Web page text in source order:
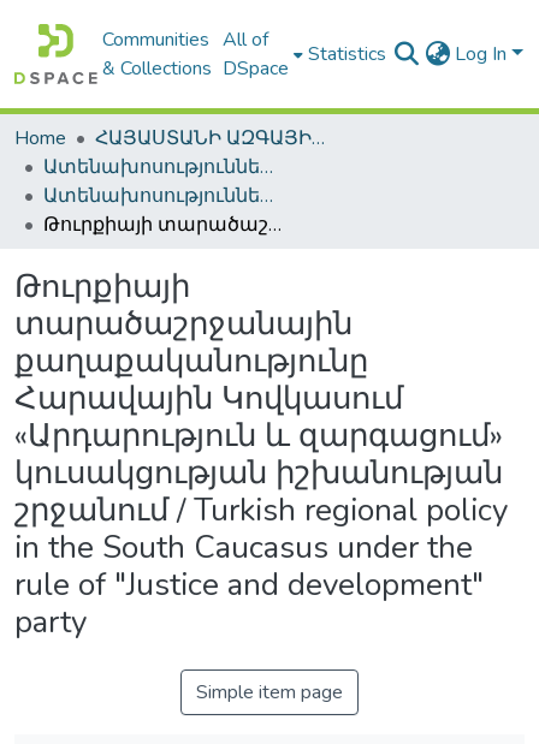
Communities
& Collections
All of
DSpace
Statistics Log In
Home
ՀԱՅԱՍՏԱՆԻ ԱԶԳԱՅԻՆ ԳՐԱԴԱՐԱՆԻ ԹՎԱՅԻՆ ՊԱՀՈՑ / DIGITAL REPOSITORY OF NLA
Ատենախոսություններ և սեղմագրեր / Theses & Abstracts
Ատենախոսություններ և սեղմագրեր / Theses & Abstracts
Թուրքիայի տարածաշրջանային քաղաքականությունը Հարավային Կովկասում «Արդարություն և զարգացում» կուսակցության իշխանության շրջանում / Turkish regional policy in the South Caucasus under the rule of "Justice and development" party
Թուրքիայի
տարածաշրջանային
քաղաքականությունը
Հարավային Կովկասում
«Արդարություն և զարգացում»
կուսակցության իշխանության
շրջանում / Turkish regional policy
in the South Caucasus under the
rule of "Justice and development"
party
Simple item page